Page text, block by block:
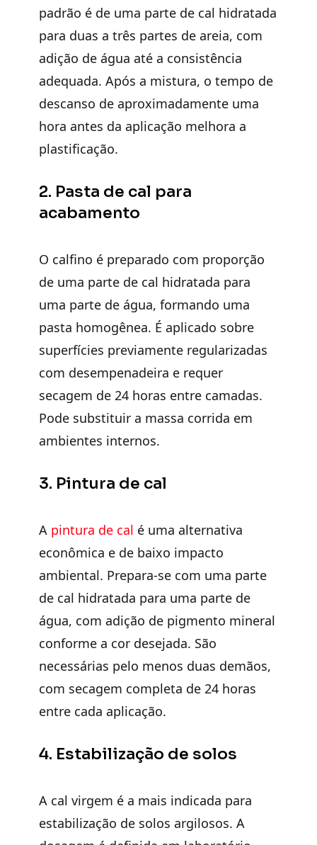
padrão é de uma parte de cal hidratada
para duas a três partes de areia, com
adição de água até a consistência
adequada. Após a mistura, o tempo de
descanso de aproximadamente uma
hora antes da aplicação melhora a
plastificação.
2. Pasta de cal para
acabamento
O calfino é preparado com proporção
de uma parte de cal hidratada para
uma parte de água, formando uma
pasta homogênea. É aplicado sobre
superfícies previamente regularizadas
com desempenadeira e requer
secagem de 24 horas entre camadas.
Pode substituir a massa corrida em
ambientes internos.
3. Pintura de cal
A pintura de cal é uma alternativa
econômica e de baixo impacto
ambiental. Prepara-se com uma parte
de cal hidratada para uma parte de
água, com adição de pigmento mineral
conforme a cor desejada. São
necessárias pelo menos duas demãos,
com secagem completa de 24 horas
entre cada aplicação.
4. Estabilização de solos
A cal virgem é a mais indicada para
estabilização de solos argilosos. A